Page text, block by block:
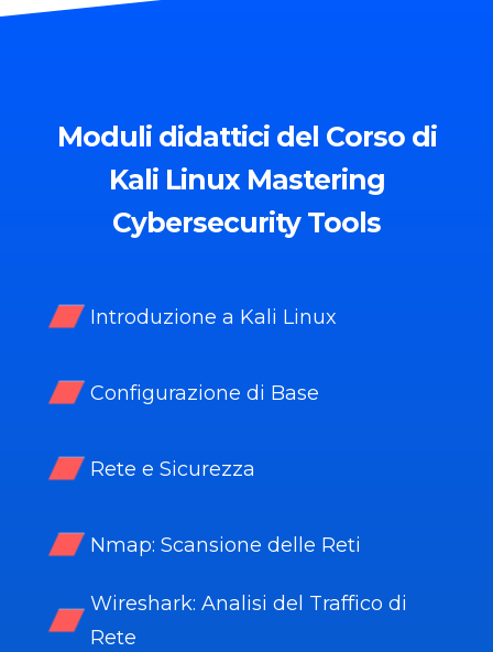
Modulididattici del Corso di
Kali Linux Mastering
Cybersecurity Tools
Introduzione a Kali Linux
Configurazione di Base
Rete e Sicurezza
Nmap: Scansione delle Reti
Wireshark: Analisi del Traffico di
Rete